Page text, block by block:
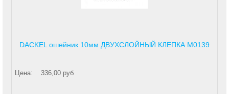
DACKEL ошейник 10мм ДВУХСЛОЙНЫЙ КЛЕПКА М0139
Цена: 336,00 руб